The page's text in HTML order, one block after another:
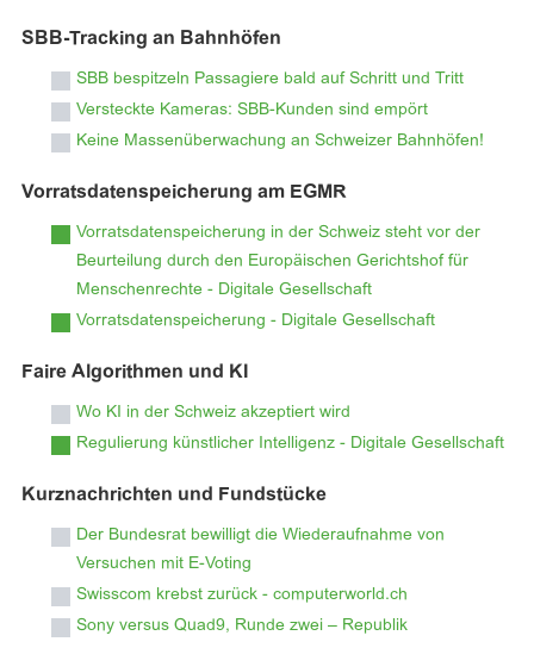
SBB-Tracking an Bahnhöfen
SBB bespitzeln Passagiere bald auf Schritt und Tritt
Versteckte Kameras: SBB-Kunden sind empört
Keine Massenüberwachung an Schweizer Bahnhöfen!
Vorratsdatenspeicherung am EGMR
Vorratsdatenspeicherung in der Schweiz steht vor der
Beurteilung durch den Europäischen Gerichtshof für
Menschenrechte - Digitale Gesellschaft
Vorratsdatenspeicherung - Digitale Gesellschaft
Faire Algorithmen und KI
Wo KI in der Schweiz akzeptiert wird
Regulierung künstlicher Intelligenz - Digitale Gesellschaft
Kurznachrichten und Fundstücke
Der Bundesrat bewilligt die Wiederaufnahme von
Versuchen mit E-Voting
Swisscom krebst zurück - computerworld.ch
Sony versus Quad9, Runde zwei – Republik